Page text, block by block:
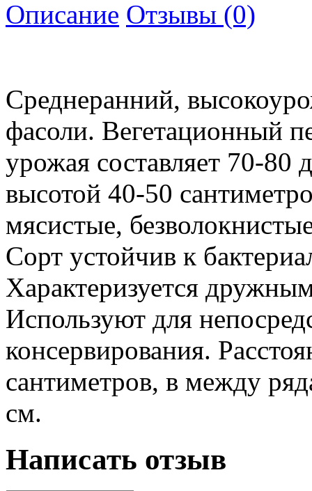
Описание Отзывы (0)
Среднеранний,
фасоли. Вегетационный
урожая составляет 70-80
высотой 40-50
мясистые,
Сорт устойчив к
Характеризуется
Используют для
консервирования.
сантиметров, в между
см.
Написать отзыв